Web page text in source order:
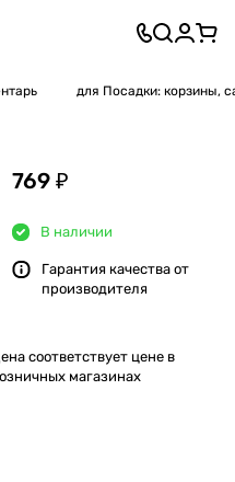
для Посадки: корзины,
769 ₽
В наличии
Гарантия качества от
производителя
соответствует цене в
магазинах